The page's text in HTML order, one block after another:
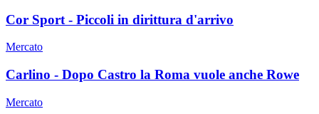
Cor Sport - Piccoli in dirittura d'arrivo
Mercato
Carlino - Dopo Castro la Roma vuole anche Rowe
Mercato